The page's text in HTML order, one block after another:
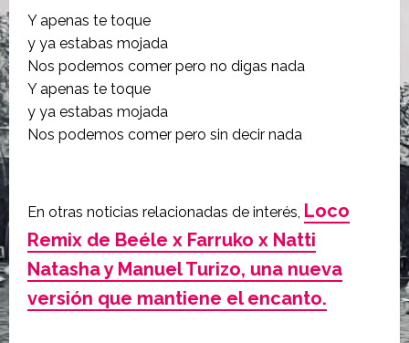
Y apenas te toque
y ya estabas mojada
Nos podemos comer pero no digas nada
Y apenas te toque
y ya estabas mojada
Nos podemos comer pero sin decir nada
En otras noticias relacionadas de interés, Loco
Remix de Beéle x Farruko x Natti
Natasha y Manuel Turizo, una nueva
versión que mantiene el encanto.